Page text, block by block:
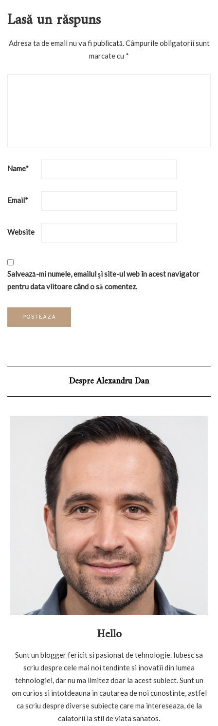
Lasă un răspuns
Adresa ta de email nu va fi publicată.Câmpurile obligatorii sunt
marcate cu *
Name*
Email*
Website
Salvează-mi numele, emailul și site-ul web în acest navigator
pentru data viitoare când o să comentez.
Despre Alexandru Dan
Hello
Sunt un blogger fericit si pasionat de tehnologie. Iubesc sa
scriu despre cele mai noi tendinte si inovatii din lumea
tehnologiei, dar nu ma limitez doar la acest subiect. Sunt un
om curios si intotdeauna in cautarea de noi cunostinte, astfel
ca scriu despre diverse subiecte care ma intereseaza, de la
calatorii la stil de viata sanatos.